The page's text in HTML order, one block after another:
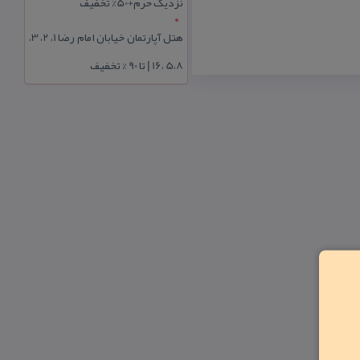
هتل آپارتمان خیابان امام رضا 1، 2، 3،
5،8 ،16 | تا 90 % تخفیف